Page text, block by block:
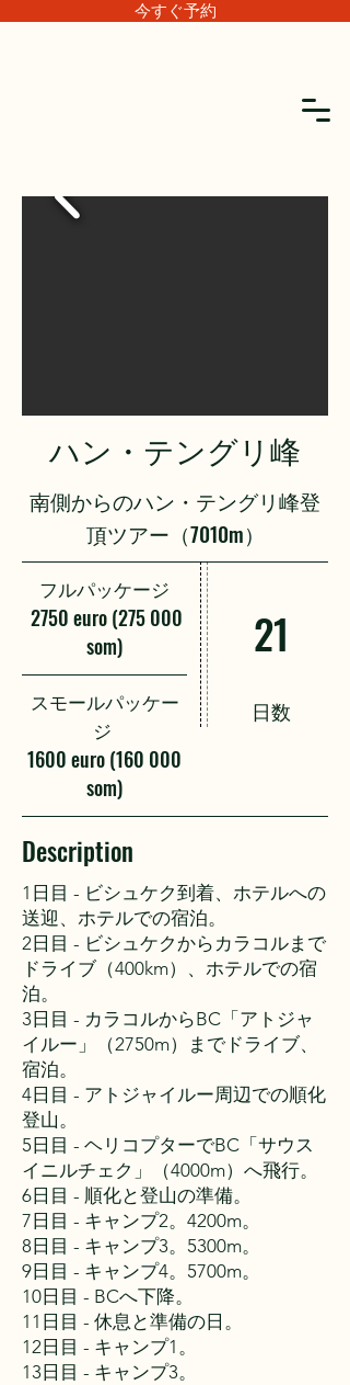
今すぐ予約
ハン・テングリ峰
南側からのハン・テングリ峰登
頂ツアー（7010m）
フルパッケージ
スモールパッケー
ジ
2750 euro (275 000
som)
1600 euro (160 000
som)
21
日数
Description
1日目 - ビシュケク到着、ホテルへの
送迎、ホテルでの宿泊。
2日目 - ビシュケクからカラコルまで
ドライブ（400km）、ホテルでの宿
泊。
3日目 - カラコルからBC「アトジャ
イルー」（2750m）までドライブ、
宿泊。
4日目 - アトジャイルー周辺での順化
登山。
5日目 - ヘリコプターでBC「サウス
イニルチェク」（4000m）へ飛行。
6日目 - 順化と登山の準備。
7日目 - キャンプ2。4200m。
8日目 - キャンプ3。5300m。
9日目 - キャンプ4。5700m。
10日目 - BCへ下降。
11日目 - 休息と準備の日。
12日目 - キャンプ1。
13日目 - キャンプ3。